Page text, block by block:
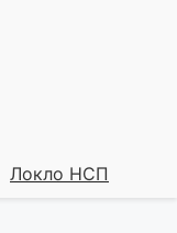
Локло НСП